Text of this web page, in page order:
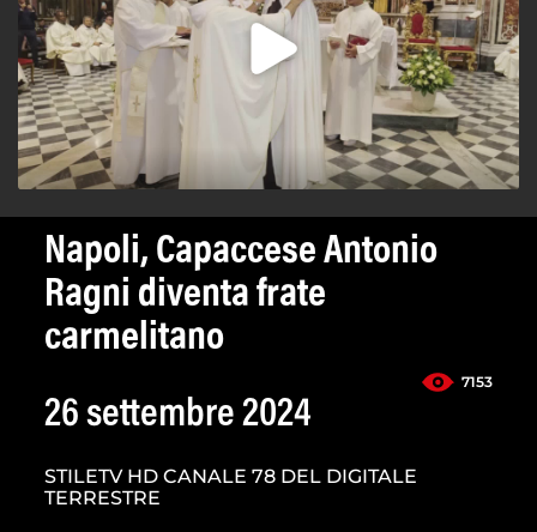
Napoli, Capaccese Antonio
Ragni diventa frate
carmelitano
7153
26 settembre 2024
STILETV HD CANALE 78 DEL DIGITALE
TERRESTRE